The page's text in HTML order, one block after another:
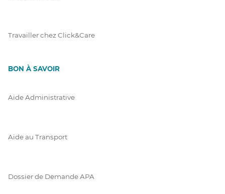
Travailler chez Click&Care
BON À SAVOIR
Aide Administrative
Aide au Transport
Dossier de Demande APA